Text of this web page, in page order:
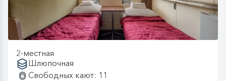
2-местная
Шлюпочная
Свободных кают: 11